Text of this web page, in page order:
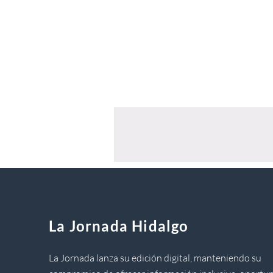
La Jornada Hidalgo
La Jornada lanza su edición digital, manteniendo su